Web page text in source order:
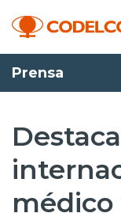
Transparencia activa
Nosotros
Operaciones
Prensa
médico